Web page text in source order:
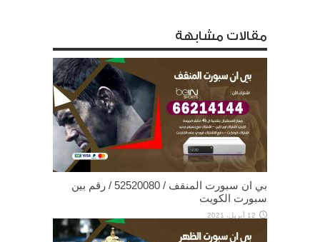
مقالات مشابهة
بي ان سبورت المنقف / 52520080 / رقم بين
سبورت الكويت
12 أبريل، 2021